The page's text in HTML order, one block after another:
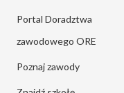
Portal Doradztwa
zawodowego ORE
Poznaj zawody